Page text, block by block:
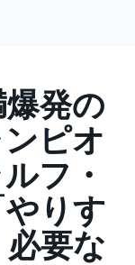
発の
ピオ
フ・
りす
要な